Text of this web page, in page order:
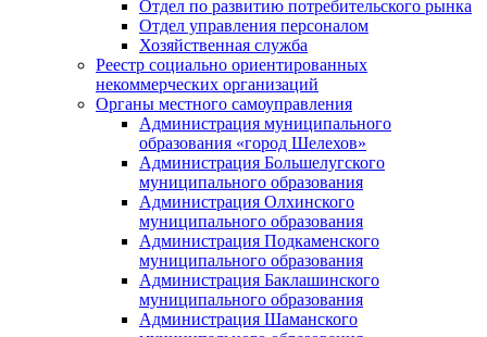
Отдел по развитию потребительского рынка
Отдел управления персоналом
Хозяйственная служба
Реестр социально ориентированных
некоммерческих организаций
Органы местного самоуправления
Администрация муниципального
образования «город Шелехов»
Администрация Большелугского
муниципального образования
Администрация Олхинского
муниципального образования
Администрация Подкаменского
муниципального образования
Администрация Баклашинского
муниципального образования
Администрация Шаманского